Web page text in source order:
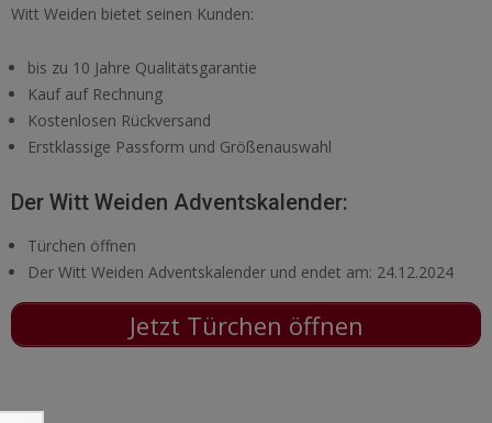
Witt Weiden bietet seinen Kunden:
bis zu 10 Jahre Qualitätsgarantie
Kauf auf Rechnung
Kostenlosen Rückversand
Erstklassige Passform und Größenauswahl
Der Witt Weiden Adventskalender:
Türchen öffnen
Der Witt Weiden Adventskalender und endet am: 24.12.2024
Jetzt Türchen öffnen